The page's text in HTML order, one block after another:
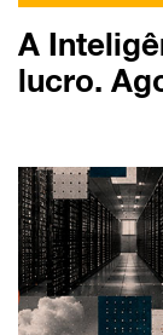
A
lucro.